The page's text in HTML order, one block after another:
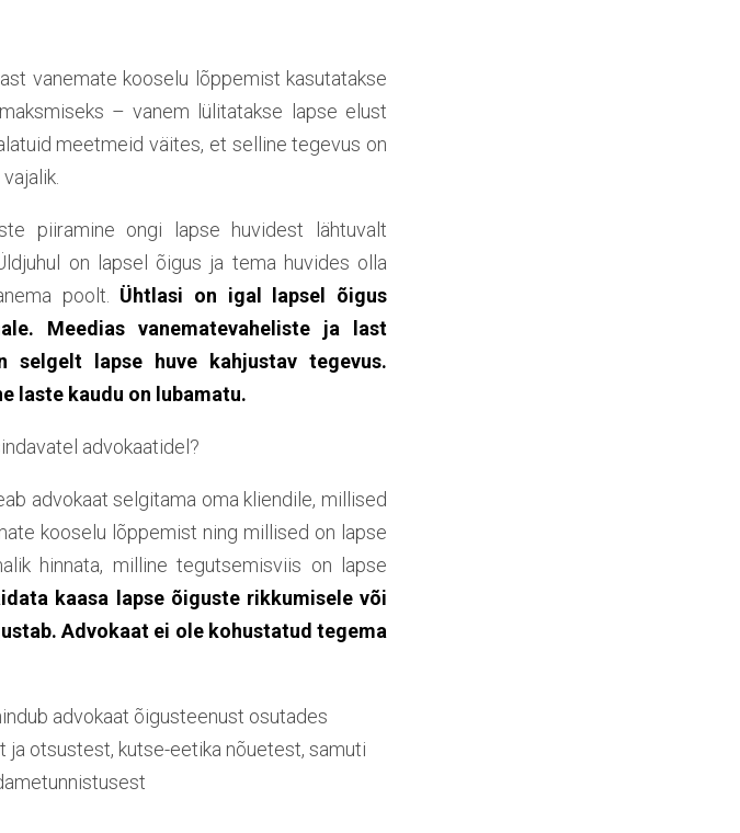
vanemate kooselu lõppemist kasutatakse
– vanem lülitatakse lapse elust
meetmeid väites, et selline tegevus on
piiramine ongi lapse huvidest lähtuvalt
on lapsel õigus ja tema huvides olla
poolt. Ühtlasi on igal lapsel õigus
Meedias vanematevaheliste ja last
selgelt lapse huve kahjustav tegevus.
laste kaudu on lubamatu.
advokaatidel?
advokaat selgitama oma kliendile, millised
kooselu lõppemist ning millised on lapse
hinnata, milline tegutsemisviis on lapse
kaasa lapse õiguste rikkumisele või
Advokaat ei ole kohustatud tegema
advokaat õigusteenust osutades
otsustest, kutse-eetika nõuetest, samuti